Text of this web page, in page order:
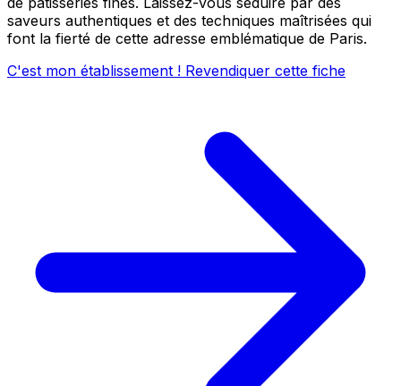
saveurs authentiques et des techniques maîtrisées qui
font la fierté de cette adresse emblématique de Paris.
C'est mon établissement ! Revendiquer cette fiche